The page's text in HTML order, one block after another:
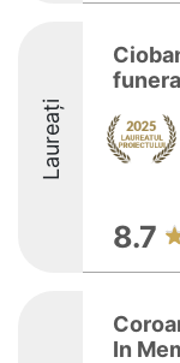
Laureați
8.7
In